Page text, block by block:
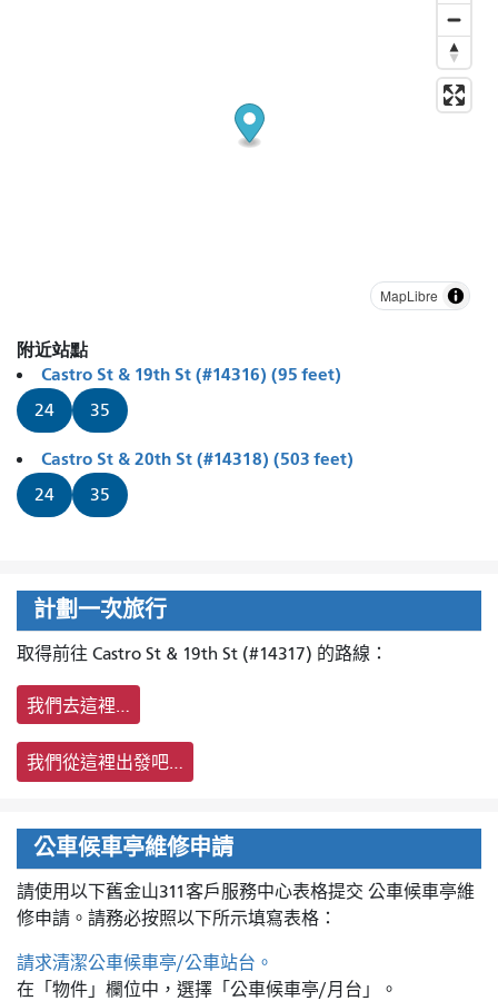
MapLibre
附近站點
Castro St & 19th St (#14316) (95 feet)
24 35
Castro St & 20th St (#14318) (503 feet)
24 35
計劃一次旅行
取得前往 Castro St & 19th St (#14317) 的路線：
我們去這裡…
我們從這裡出發吧…
公車候車亭維修申請
請使用以下舊金山311客戶服務中心表格提交 公車候車亭維
修申請。請務必按照以下所示填寫表格：
請求清潔公車候車亭/公車站台。
在「物件」欄位中，選擇「公車候車亭/月台」。